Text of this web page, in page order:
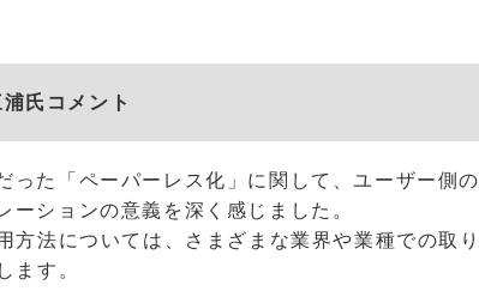
氏コメント
った「ペーパーレス化」に関して、ユーザー側
ーションの意義を深く感じました。
方法については、さまざまな業界や業種での取
ます。